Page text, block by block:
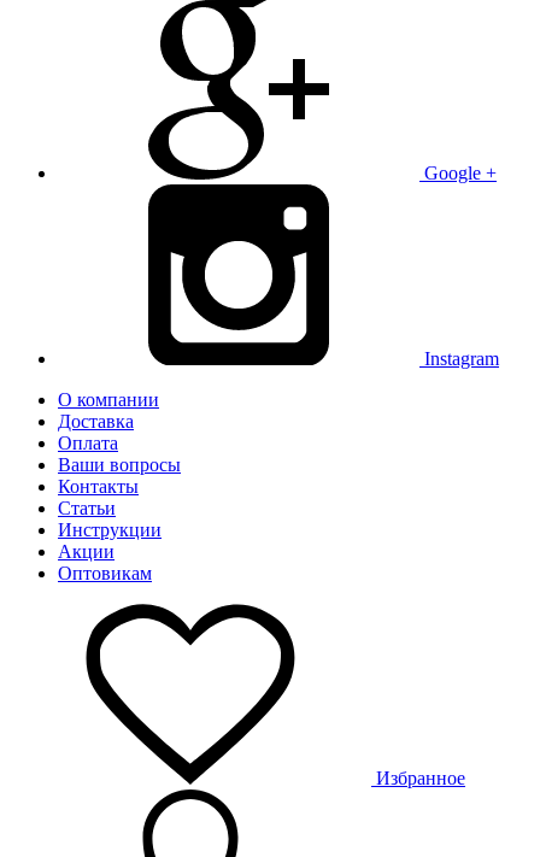
Google +
Instagram
О компании
Доставка
Оплата
Ваши вопросы
Контакты
Статьи
Инструкции
Акции
Оптовикам
Избранное